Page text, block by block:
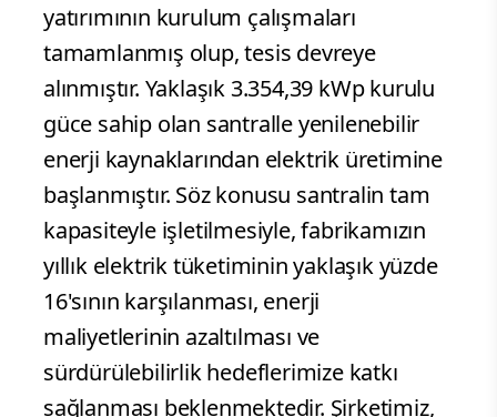
yatırımının kurulum çalışmaları
tamamlanmış olup, tesis devreye
alınmıştır. Yaklaşık 3.354,39 kWp kurulu
güce sahip olan santralle yenilenebilir
enerji kaynaklarından elektrik üretimine
başlanmıştır. Söz konusu santralin tam
kapasiteyle işletilmesiyle, fabrikamızın
yıllık elektrik tüketiminin yaklaşık yüzde
16'sının karşılanması, enerji
maliyetlerinin azaltılması ve
sürdürülebilirlik hedeflerimize katkı
sağlanması beklenmektedir. Şirketimiz,